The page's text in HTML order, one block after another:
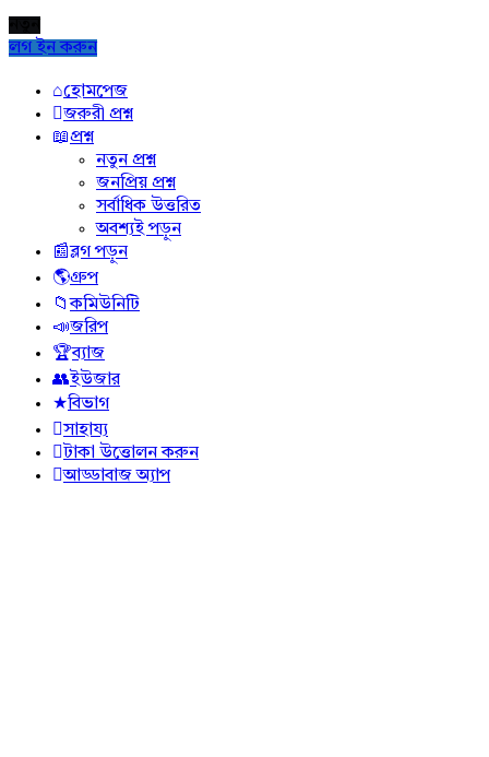
লগ ইন করুন
হোমপেজ
জরুরী প্রশ্ন
প্রশ্ন
নতুন প্রশ্ন
জনপ্রিয় প্রশ্ন
সর্বাধিক উত্তরিত
অবশ্যই পড়ুন
ব্লগ পড়ুন
গ্রুপ
কমিউনিটি
জরিপ
ব্যাজ
ইউজার
বিভাগ
সাহায্য
টাকা উত্তোলন করুন
আড্ডাবাজ অ্যাপ